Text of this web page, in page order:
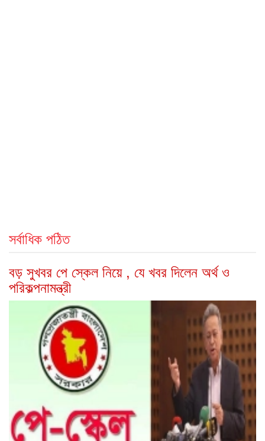
সর্বাধিক পঠিত
বড় সুখবর পে স্কেল নিয়ে , যে খবর দিলেন অর্থ ও
পরিকল্পনামন্ত্রী